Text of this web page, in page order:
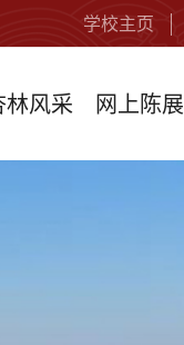
学校主页
林风采 网上陈展